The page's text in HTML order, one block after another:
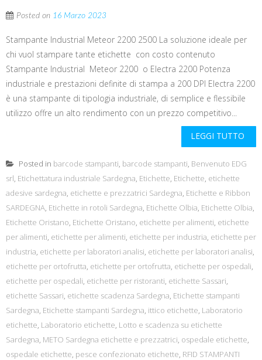
Posted on 16 Marzo 2023
Stampante Industrial Meteor 2200 2500 La soluzione ideale per
chi vuol stampare tante etichette con costo contenuto
Stampante Industrial Meteor 2200 o Electra 2200 Potenza
industriale e prestazioni definite di stampa a 200 DPI Electra 2200
è una stampante di tipologia industriale, di semplice e flessibile
utilizzo offre un alto rendimento con un prezzo competitivo...
LEGGI TUTTO
Posted in barcode stampanti, barcode stampanti, Benvenuto EDG
srl, Etichettatura industriale Sardegna, Etichette, Etichette, etichette
adesive sardegna, etichette e prezzatrici Sardegna, Etichette e Ribbon
SARDEGNA, Etichette in rotoli Sardegna, Etichette Olbia, Etichette Olbia,
Etichette Oristano, Etichette Oristano, etichette per alimenti, etichette
per alimenti, etichette per alimenti, etichette per industria, etichette per
industria, etichette per laboratori analisi, etichette per laboratori analisi,
etichette per ortofrutta, etichette per ortofrutta, etichette per ospedali,
etichette per ospedali, etichette per ristoranti, etichette Sassari,
etichette Sassari, etichette scadenza Sardegna, Etichette stampanti
Sardegna, Etichette stampanti Sardegna, ittico etichette, Laboratorio
etichette, Laboratorio etichette, Lotto e scadenza su etichette
Sardegna, METO Sardegna etichette e prezzatrici, ospedale etichette,
ospedale etichette, pesce confezionato etichette, RFID STAMPANTI